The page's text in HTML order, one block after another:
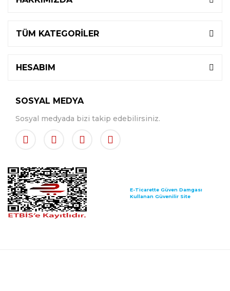
TÜM KATEGORİLER
HESABIM
SOSYAL MEDYA
Sosyal medyada bizi takip edebilirsiniz.
E-Ticarette Güven Damgası
Kullanan Güvenilir Site